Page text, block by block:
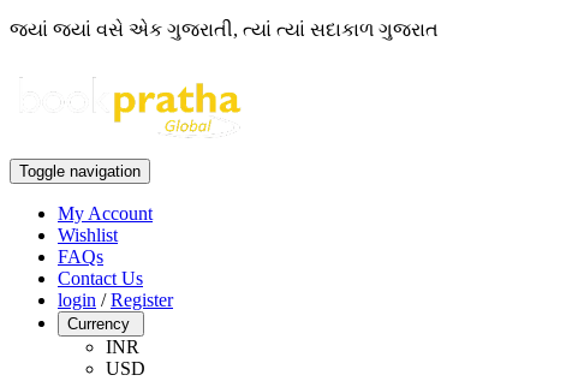
જ્યાં જ્યાં વસે એક ગુજરાતી, ત્યાં ત્યાં સદાકાળ ગુજરાત
Toggle navigation
My Account
Wishlist
FAQs
Contact Us
login /Register
Currency
INR
USD